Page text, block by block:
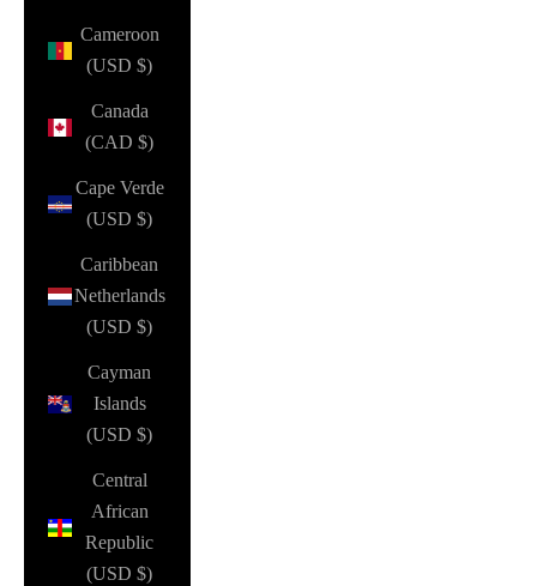
Cameroon
(USD $)
Canada
(CAD $)
Cape Verde
(USD $)
Caribbean
Netherlands
(USD $)
Cayman
Islands
(USD $)
Central
African
Republic
(USD $)